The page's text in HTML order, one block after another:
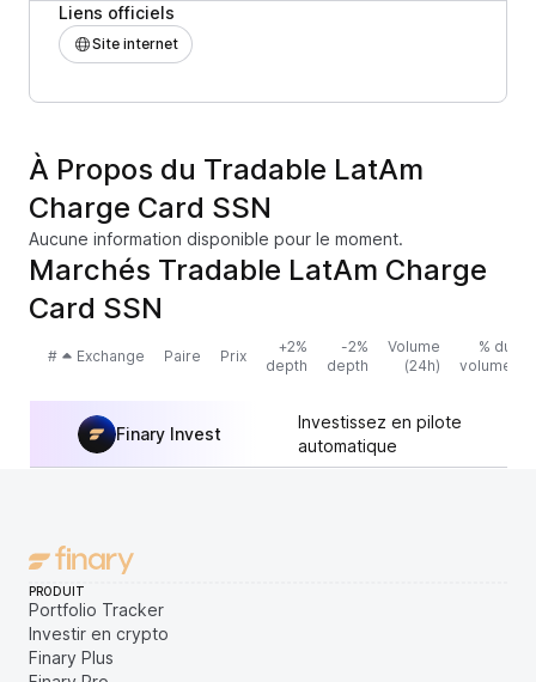
Liens officiels
Site internet
À Propos du Tradable LatAm
Charge Card SSN
Aucune information disponible pour le moment.
Marchés Tradable LatAm Charge
Card SSN
# Exchange Paire Prix
+2%
depth
-2%
depth
Volume
(24h)
% du
volume
Finary Invest
Investissez en pilote
automatique
PRODUIT
Portfolio Tracker
Investir en crypto
Finary Plus